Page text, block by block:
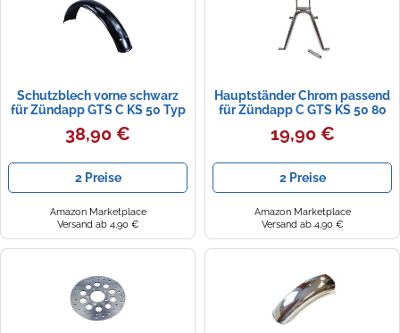
Schutzblech vorne schwarz
für Zündapp GTS C KS 50 Typ
517 Kotflügel 17 Zoll
38,90 €
2 Preise
Amazon Marketplace
Versand ab 4,90 €
Hauptständer Chrom passend
für Zündapp C GTS KS 50 80
Typ 517 529 530 1971-1983 -
Eleganter Hauptständer,
19,90 €
2 Preise
Amazon Marketplace
Versand ab 4,90 €